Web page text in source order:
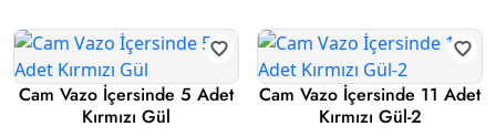
Cam Vazo İçersinde 5 Adet
Kırmızı Gül
Cam Vazo İçersinde 11 Adet
Kırmızı Gül-2